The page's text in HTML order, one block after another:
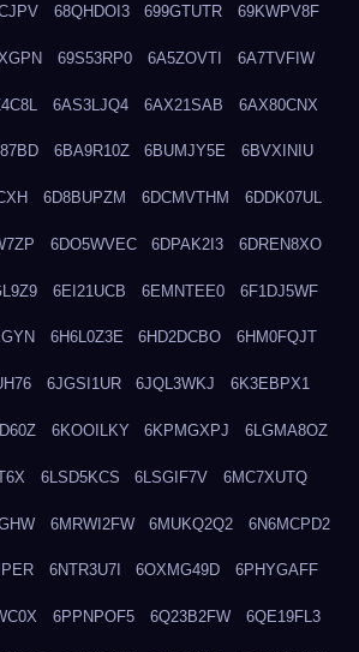
68QHDOI3 699GTUTR 69KWPV8F
69S53RP0 6A5ZOVTI 6A7TVFIW
6AS3LJQ4 6AX21SAB 6AX80CNX
6BA9R10Z 6BUMJY5E 6BVXINIU
6D8BUPZM 6DCMVTHM 6DDK07UL
6DO5WVEC 6DPAK2I3 6DREN8XO
6EI21UCB 6EMNTEE0 6F1DJ5WF
6H6L0Z3E 6HD2DCBO 6HM0FQJT
6JGSI1UR 6JQL3WKJ 6K3EBPX1
6KOOILKY 6KPMGXPJ 6LGMA8OZ
6LSD5KCS 6LSGIF7V 6MC7XUTQ
6MRWI2FW 6MUKQ2Q2 6N6MCPD2
6NTR3U7I 6OXMG49D 6PHYGAFF
6PPNPOF5 6Q23B2FW 6QE19FL3